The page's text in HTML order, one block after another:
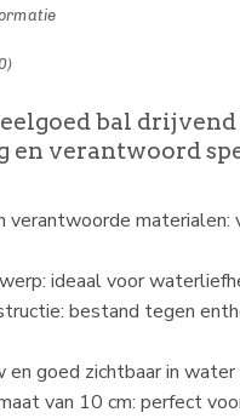
bal drijvend
en verantwoord
verantwoorde materialen:
ideaal voor
bestand tegen
en goed zichtbaar in
van 10 cm: perfect